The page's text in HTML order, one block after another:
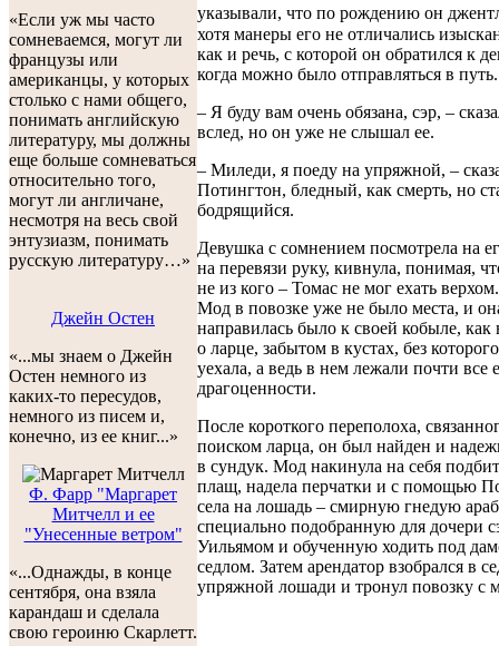
«Если уж мы часто
сомневаемся, могут ли
французы или
американцы, у которых
столько с нами общего,
понимать английскую
литературу, мы должны
еще больше сомневаться
относительно того,
могут ли англичане,
несмотря на весь свой
энтузиазм, понимать
русскую литературу…»
Джейн Остен
«...мы знаем о Джейн
Остен немного из
каких-то пересудов,
немного из писем и,
конечно, из ее книг...»
Ф. Фарр "Маргарет
Митчелл и ее
"Унесенные ветром"
«...Однажды, в конце
сентября, она взяла
карандаш и сделала
свою героиню Скарлетт.
указывали, что по рождению он
хотя манеры его не отличались
как и речь, с которой он обратился к
когда можно было отправляться в путь.
– Я буду вам очень обязана, сэр, –
вслед, но он уже не слышал ее.
– Миледи, я поеду на упряжной, –
Потингтон, бледный, как смерть, но
бодрящийся.
Девушка с сомнением посмотрела на
на перевязи руку, кивнула, понимая,
не из кого – Томас не мог ехать
Мод в повозке уже не было места, и
направилась было к своей кобыле, как
о ларце, забытом в кустах, без
уехала, а ведь в нем лежали почти все
драгоценности.
После короткого переполоха,
поиском ларца, он был найден и
в сундук. Мод накинула на себя
плащ, надела перчатки и с помощью
села на лошадь – смирную гнедую
специально подобранную для дочери
Уильямом и обученную ходить под
седлом. Затем арендатор взобрался в
упряжной лошади и тронул повозку с